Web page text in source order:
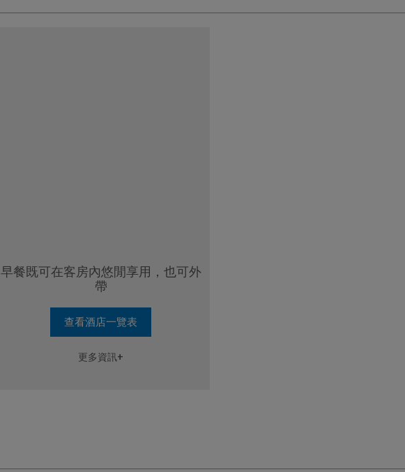
早餐既可在客房內悠閒享用，也可外
帶
查看酒店一覽表
更多資訊+